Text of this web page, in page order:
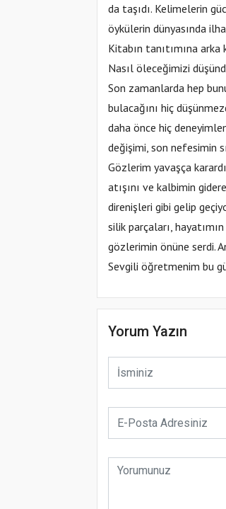
da taşıdı. Kelimelerin
öykülerin dünyasında
Kitabın tanıtımına
Nasıl öleceğimizi
Son zamanlarda hep
bulacağını hiç
daha önce hiç
değişimi, son nefesimin
Gözlerim yavaşça
atışını ve kalbimin
direnişleri gibi gelip
silik parçaları,
gözlerimin önüne serdi.
Sevgili öğretmenim bu
Yorum Yazın